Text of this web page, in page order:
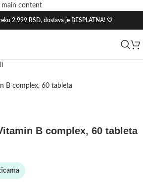
main content
2.999 RSD, dostava je BESPLATNA! 🤍
B complex, 60 tableta